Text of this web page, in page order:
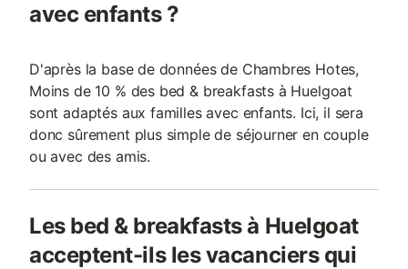
avec enfants ?
D'après la base de données de Chambres Hotes,
Moins de 10 % des bed & breakfasts à Huelgoat
sont adaptés aux familles avec enfants. Ici, il sera
donc sûrement plus simple de séjourner en couple
ou avec des amis.
Les bed & breakfasts à Huelgoat
acceptent-ils les vacanciers qui